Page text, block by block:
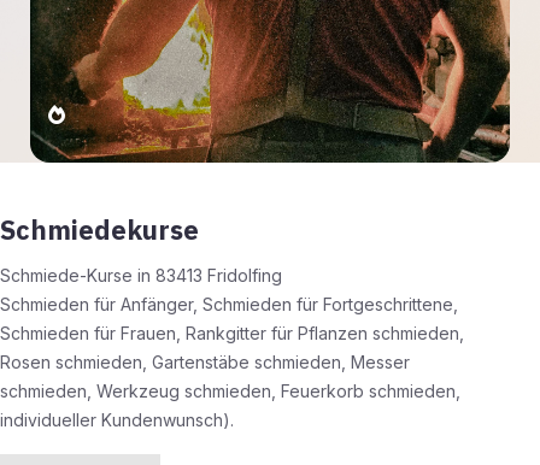
Schmiedekurse
Schmiede-Kurse in 83413 Fridolfing
Schmieden für Anfänger, Schmieden für Fortgeschrittene,
Schmieden für Frauen, Rankgitter für Pflanzen schmieden,
Rosen schmieden, Gartenstäbe schmieden, Messer
schmieden, Werkzeug schmieden, Feuerkorb schmieden,
individueller Kundenwunsch).